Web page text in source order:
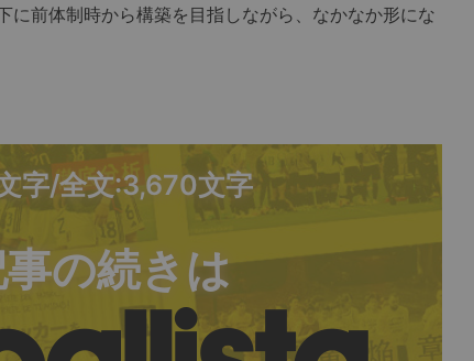
に前体制時から構築を目指しながら、なかなか形にな
字/全文:3,670文字
の続きは